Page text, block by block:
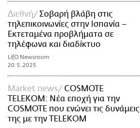
Διεθνή
Σοβαρή βλάβη στις
τηλεπικοινωνίες στην Ισπανία –
Εκτεταμένα προβλήματα σε
τηλέφωνα και διαδίκτυο
LifO Newsroom
20.5.2025
Market news
COSMOTE
TELEKOM: Νέα εποχή για την
COSMOTE που ενώνει τις δυνάμεις
της με την TELEKOM